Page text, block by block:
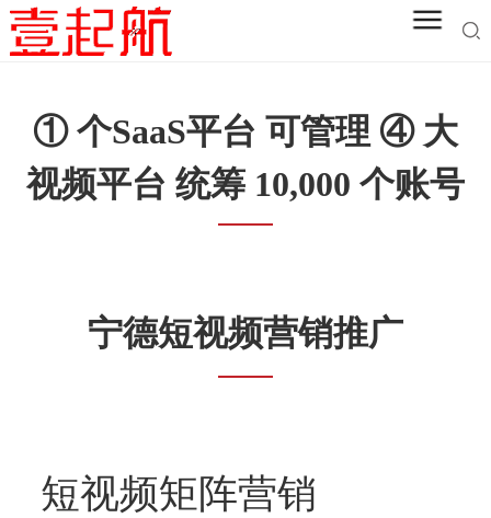
① 个SaaS平台 可管理 ④ 大
视频平台 统筹 10,000 个账号
宁德短视频营销推广
短视频矩阵营销